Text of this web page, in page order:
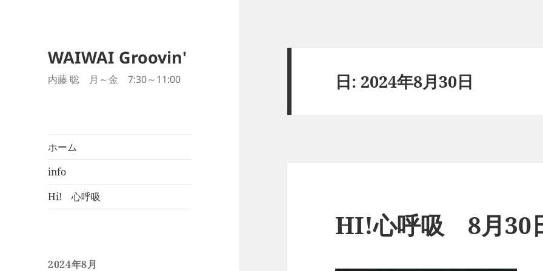
WAIWAI Groovin'
内藤 聡 月～金 7:30～11:00
ホーム
info
Hi! 心呼吸
2024年8月
日: 2024年8月30日
HI!心呼吸 8月30